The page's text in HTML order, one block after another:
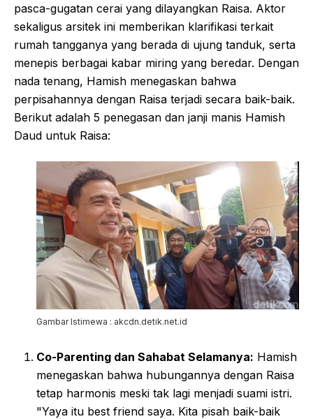
pasca-gugatan cerai yang dilayangkan Raisa. Aktor
sekaligus arsitek ini memberikan klarifikasi terkait
rumah tangganya yang berada di ujung tanduk, serta
menepis berbagai kabar miring yang beredar. Dengan
nada tenang, Hamish menegaskan bahwa
perpisahannya dengan Raisa terjadi secara baik-baik.
Berikut adalah 5 penegasan dan janji manis Hamish
Daud untuk Raisa:
Gambar Istimewa : akcdn.detik.net.id
Co-Parenting dan Sahabat Selamanya: Hamish
menegaskan bahwa hubungannya dengan Raisa
tetap harmonis meski tak lagi menjadi suami istri.
"Yaya itu best friend saya. Kita pisah baik-baik